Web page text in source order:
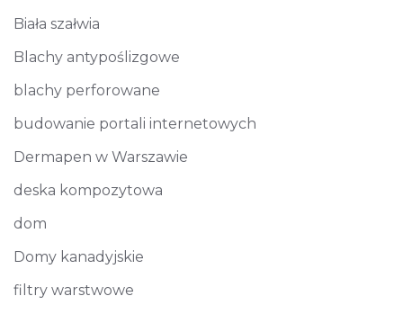
Biała szałwia
Blachy antypoślizgowe
blachy perforowane
budowanie portali internetowych
Dermapen w Warszawie
deska kompozytowa
dom
Domy kanadyjskie
filtry warstwowe